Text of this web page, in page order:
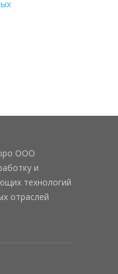
ООО
и
технологий
отраслей